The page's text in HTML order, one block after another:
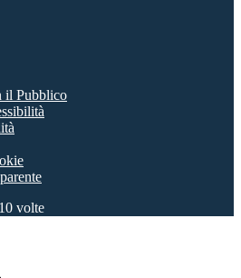
il Pubblico
volte